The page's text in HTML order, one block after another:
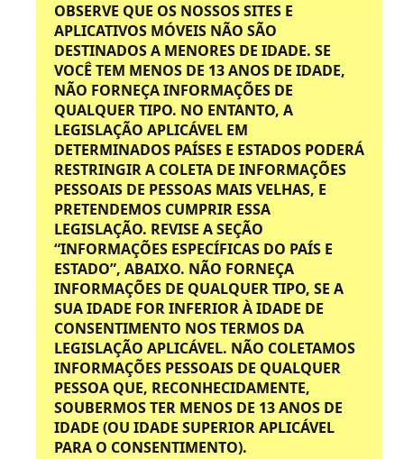
OBSERVE QUE OS NOSSOS SITES E
APLICATIVOS MÓVEIS NÃO SÃO
DESTINADOS A MENORES DE IDADE. SE
VOCÊ TEM MENOS DE 13 ANOS DE IDADE,
NÃO FORNEÇA INFORMAÇÕES DE
QUALQUER TIPO. NO ENTANTO, A
LEGISLAÇÃO APLICÁVEL EM
DETERMINADOS PAÍSES E ESTADOS PODERÁ
RESTRINGIR A COLETA DE INFORMAÇÕES
PESSOAIS DE PESSOAS MAIS VELHAS, E
PRETENDEMOS CUMPRIR ESSA
LEGISLAÇÃO. REVISE A SEÇÃO
“INFORMAÇÕES ESPECÍFICAS DO PAÍS E
ESTADO”, ABAIXO. NÃO FORNEÇA
INFORMAÇÕES DE QUALQUER TIPO, SE A
SUA IDADE FOR INFERIOR À IDADE DE
CONSENTIMENTO NOS TERMOS DA
LEGISLAÇÃO APLICÁVEL. NÃO COLETAMOS
INFORMAÇÕES PESSOAIS DE QUALQUER
PESSOA QUE, RECONHECIDAMENTE,
SOUBERMOS TER MENOS DE 13 ANOS DE
IDADE (OU IDADE SUPERIOR APLICÁVEL
PARA O CONSENTIMENTO).